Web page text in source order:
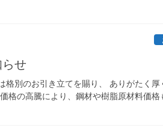
せ
別のお引き立てを賜り、 ありがたく厚
格の高騰により、鋼材や樹脂原材料価格